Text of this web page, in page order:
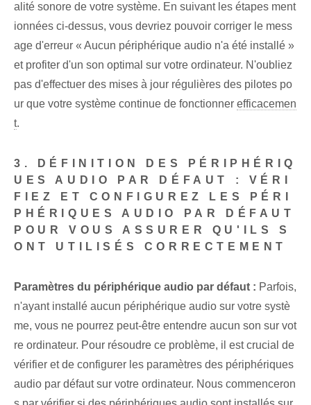
alité sonore de votre système. En suivant les étapes ment
ionnées ci-dessus, vous devriez pouvoir corriger le mess
age d'erreur « Aucun périphérique audio n'a été installé »
et profiter d'un son optimal sur votre ordinateur. N'oubliez
pas d'effectuer des mises à jour régulières des pilotes po
ur que votre système continue de fonctionner efficacemen
t.
3. DÉFINITION DES PÉRIPHÉRIQ
UES AUDIO PAR DÉFAUT : VÉRI
FIEZ ET CONFIGUREZ LES PÉRI
PHÉRIQUES AUDIO PAR DÉFAUT
POUR VOUS ASSURER QU'ILS S
ONT UTILISÉS CORRECTEMENT
Paramètres du périphérique audio par défaut : Parfois,
n'ayant installé aucun périphérique audio sur votre systè
me, vous ne pourrez peut-être entendre aucun son sur vot
re ordinateur. Pour résoudre ce problème, il est crucial de
vérifier et de configurer les paramètres des périphériques
audio par défaut sur votre ordinateur. Nous commenceron